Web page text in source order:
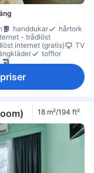
handdukar
hårtork
- trådlöst
internet (gratis)
TV
tofflor
papperskorgar
skyddsfunktioner
18 m²/194 ft²